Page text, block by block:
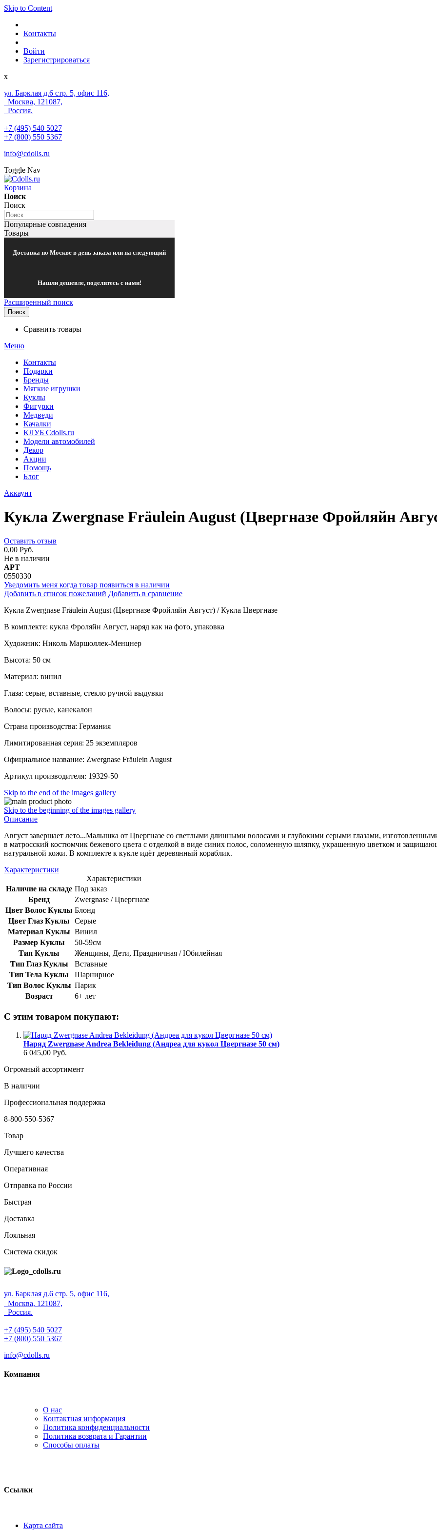
Skip to Content
Контакты
Войти
Зарегистрироваться
x
ул. Барклая д.6 стр. 5, офис 116,
Москва, 121087,
Россия.
+7 (495) 540 5027
+7 (800) 550 5367
info@cdolls.ru
Toggle Nav
Корзина
Поиск
Поиск
Популярные совпадения
Товары
Доставка по Москве в день заказа или на следующий
Нашли дешевле, поделитесь с нами!
Расширенный поиск
Поиск
Сравнить товары
Меню
Контакты
Подарки
Бренды
Мягкие игрушки
Куклы
Фигурки
Медведи
Качалки
КЛУБ Cdolls.ru
Модели автомобилей
Декор
Акции
Помощь
Блог
Аккаунт
Кукла Zwergnase Fräulein August (Цвергназе Фройляйн
Оставить отзыв
0,00 Руб.
Не в наличии
АРТ
0550330
Уведомить меня когда товар появиться в наличии
Добавить в список пожеланий Добавить в сравнение
Кукла Zwergnase Fräulein August (Цвергназе Фройляйн Август) / Кукла Цвергназе
В комплекте: кукла Фроляйн Август, наряд как на фото, упаковка
Художник: Николь Маршоллек-Менцнер
Высота: 50 см
Материал: винил
Глаза: серые, вставные, стекло ручной выдувки
Волосы: русые, канекалон
Страна производства: Германия
Лимитированная серия: 25 экземпляров
Официальное название: Zwergnase Fräulein August
Артикул производителя: 19329-50
Skip to the end of the images gallery
Skip to the beginning of the images gallery
Описание
Август завершает лето...Малышка от Цвергназе со светлыми длинными волосами и глубокими серыми глазами,
в матросский костюмчик бежевого цвета с отделкой в виде синих полос, соломенную шляпку, украшенную цветком и
натуральной кожи. В комплекте к кукле идёт деревянный кораблик.
Характеристики
Характеристики
Наличие на складе Под заказ
Бренд
Zwergnase / Цвергназе
Цвет Волос Куклы Блонд
Цвет Глаз Куклы
Серые
Материал Куклы Винил
Размер Куклы
50-59см
Тип Куклы
Женщины, Дети, Праздничная / Юбилейная
Тип Глаз Куклы
Вставные
Тип Тела Куклы
Шарнирное
Тип Волос Куклы Парик
Возраст
6+ лет
С этим товаром покупают:
Наряд Zwergnase Andrea Bekleidung (Андреа для кукол Цвергназе 50 см)
6 045,00 Руб.
Огромный ассортимент
В наличии
Профессиональная поддержка
8-800-550-5367
Товар
Лучшего качества
Оперативная
Отправка по России
Быстрая
Доставка
Лояльная
Система скидок
ул. Барклая д.6 стр. 5, офис 116,
Москва, 121087,
Россия.
+7 (495) 540 5027
+7 (800) 550 5367
info@cdolls.ru
Компания
О нас
Контактная информация
Политика конфиденциальности
Политика возврата и Гарантии
Способы оплаты
Ссылки
Карта сайта